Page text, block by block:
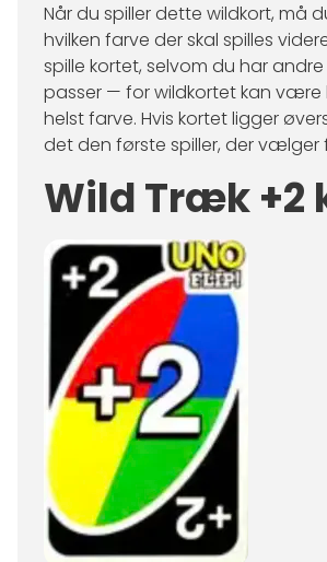
Når du spiller dette wildkort, må
hvilken farve der skal spilles
spille kortet, selvom du har
passer — for wildkortet kan være
helst farve. Hvis kortet ligger
det den første spiller, der vælger
Wild Træk +2